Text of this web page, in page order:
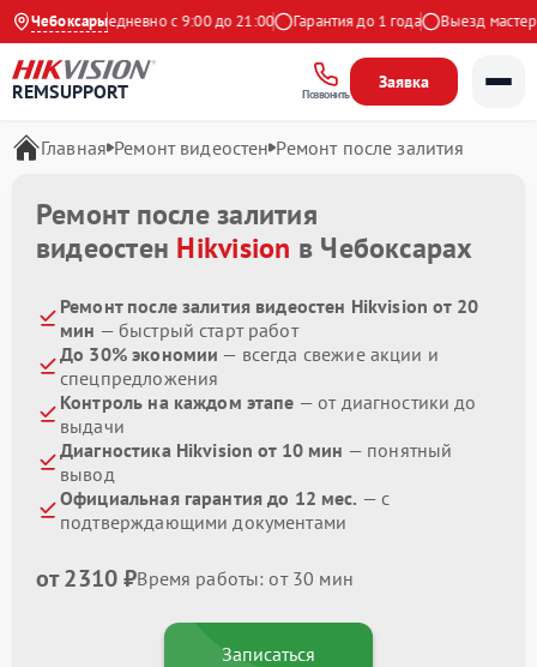
ЧебоксарыЕжедневно с 9:00 до 21:00 Гарантия до 1 года Выезд мастера
REMSUPPORT Позвонить
Заявка
Главная Ремонт видеостен Ремонт после залития
Ремонт после залития
видеостен Hikvision в Чебоксарах
Ремонт после залития видеостен Hikvision от 20
мин — быстрый старт работ
До 30% экономии — всегда свежие акции и
спецпредложения
Контроль на каждом этапе — от диагностики до
выдачи
Диагностика Hikvision от 10 мин — понятный
вывод
Официальная гарантия до 12 мес. — с
подтверждающими документами
от 2310 ₽Время работы: от 30 мин
Записаться